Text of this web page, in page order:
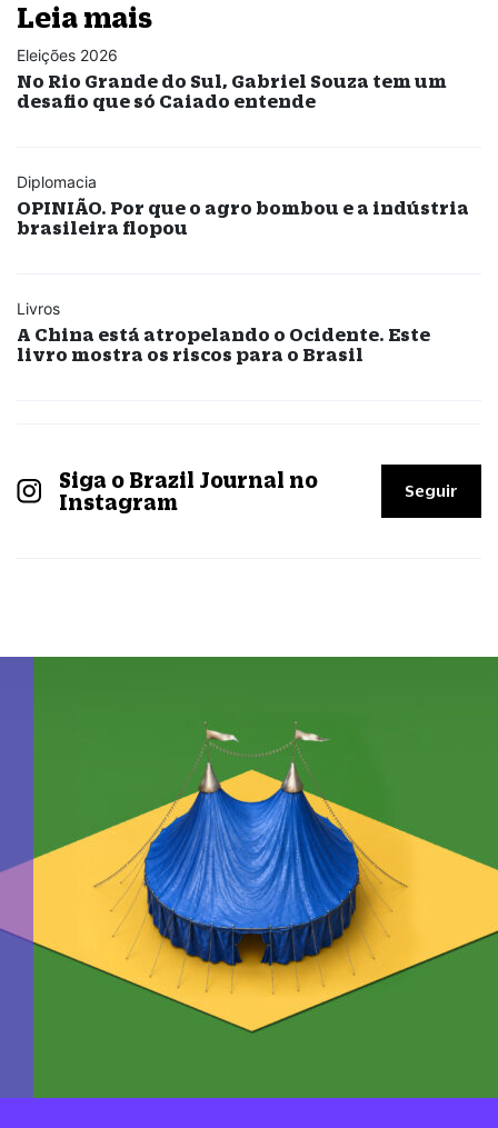
Leia mais
Eleições 2026
No Rio Grande do Sul, Gabriel Souza tem um
desafio que só Caiado entende
Diplomacia
OPINIÃO. Por que o agro bombou e a indústria
brasileira flopou
Livros
A China está atropelando o Ocidente. Este
livro mostra os riscos para o Brasil
Siga o Brazil Journal no
Instagram
Seguir